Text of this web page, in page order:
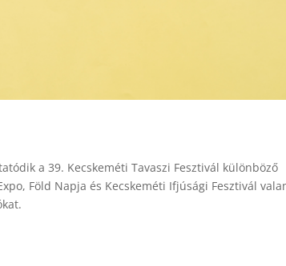
a 39. Kecskeméti Tavaszi Fesztivál különböző
Föld Napja és Kecskeméti Ifjúsági Fesztivál